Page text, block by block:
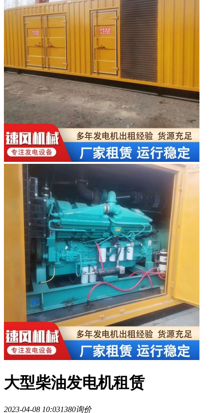
大型柴油发电机租赁
2023-04-08 10:031380询价